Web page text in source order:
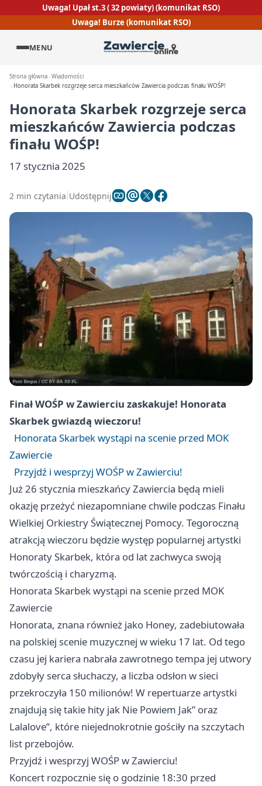
Uwaga! Upał st.3 ( 32 powiaty) (komunikat RSO)
Uwaga! Burze (komunikat RSO)
MENU
Strona główna Wiadomości
Honorata Skarbek rozgrzeje serca mieszkańców Zawiercia podczas finału WOŚP!
Honorata Skarbek rozgrzeje serca
mieszkańców Zawiercia podczas
finału WOŚP!
17 stycznia 2025
2 min czytania Udostępnij
Finał WOŚP w Zawierciu zaskakuje! Honorata
Skarbek gwiazdą wieczoru!
Honorata Skarbek wystąpi na scenie przed MOK
Zawiercie
Przyjdź i wesprzyj WOŚP w Zawierciu!
Już 26 stycznia mieszkańcy Zawiercia będą mieli
okazję przeżyć niezapomniane chwile podczas Finału
Wielkiej Orkiestry Świątecznej Pomocy. Tegoroczną
atrakcją wieczoru będzie występ popularnej artystki
Honoraty Skarbek, która od lat zachwyca swoją
twórczością i charyzmą.
Honorata Skarbek wystąpi na scenie przed MOK
Zawiercie
Honorata, znana również jako Honey, zadebiutowała
na polskiej scenie muzycznej w wieku 17 lat. Od tego
czasu jej kariera nabrała zawrotnego tempa jej utwory
zdobyły serca słuchaczy, a liczba odsłon w sieci
przekroczyła 150 milionów! W repertuarze artystki
znajdują się takie hity jak Nie Powiem Jak” oraz
Lalalove”, które niejednokrotnie gościły na szczytach
list przebojów.
Przyjdź i wesprzyj WOŚP w Zawierciu!
Koncert rozpocznie się o godzinie 18:30 przed